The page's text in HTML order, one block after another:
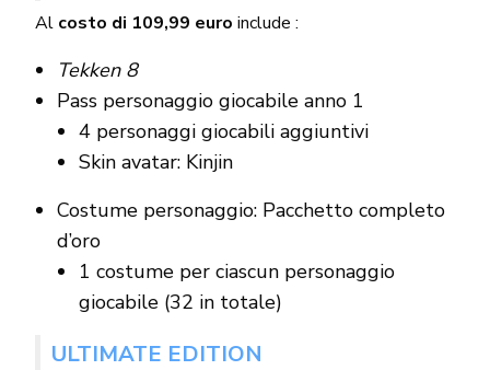
Al costo di 109,99 euro include :
Tekken 8
Pass personaggio giocabile anno 1
4 personaggi giocabili aggiuntivi
Skin avatar: Kinjin
Costume personaggio: Pacchetto completo
d’oro
1 costume per ciascun personaggio
giocabile (32 in totale)
ULTIMATE EDITION